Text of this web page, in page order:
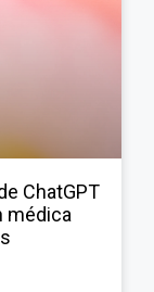
ChatGPT
médica